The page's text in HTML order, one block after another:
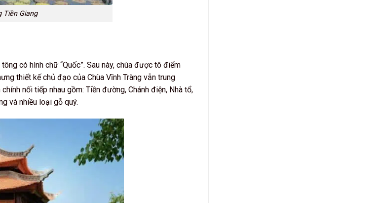
Tiền Giang
có hình chữ “Quốc”. Sau này, chùa được tô điểm
thiết kế chủ đạo của Chùa Vĩnh Tràng vẫn trung
nối tiếp nhau gồm: Tiền đường, Chánh điện, Nhà tổ,
và nhiều loại gỗ quý.